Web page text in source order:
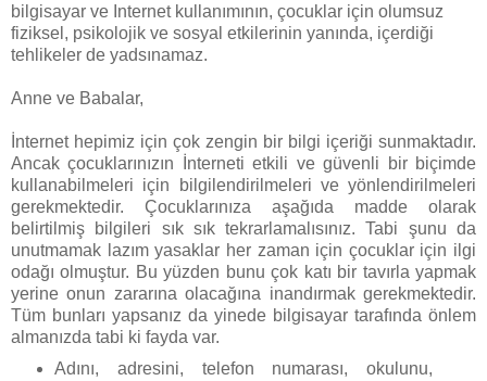
bilgisayar ve Internet kullanımının, çocuklar için olumsuz
fiziksel, psikolojik ve sosyal etkilerinin yanında, içerdiği
tehlikeler de yadsınamaz.
Anne ve Babalar,
İnternet hepimiz için çok zengin bir bilgi içeriği sunmaktadır.
Ancak çocuklarınızın İnterneti etkili ve güvenli bir biçimde
kullanabilmeleri için bilgilendirilmeleri ve yönlendirilmeleri
gerekmektedir. Çocuklarınıza aşağıda madde olarak
belirtilmiş bilgileri sık sık tekrarlamalısınız. Tabi şunu da
unutmamak lazım yasaklar her zaman için çocuklar için ilgi
odağı olmuştur. Bu yüzden bunu çok katı bir tavırla yapmak
yerine onun zararına olacağına inandırmak gerekmektedir.
Tüm bunları yapsanız da yinede bilgisayar tarafında önlem
almanızda tabi ki fayda var.
Adını, adresini, telefon numarası, okulunu,